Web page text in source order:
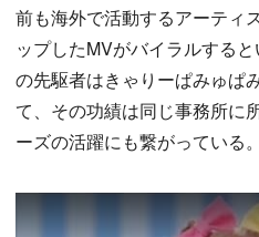
前も海外で活動するアーティ
ップしたMVがバイラルする
の先駆者はきゃりーぱみゅぱ
て、その功績は同じ事務所に
ーズの活躍にも繋がっている。